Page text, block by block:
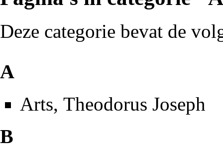
Deze categorie bevat de
A
Arts, Theodorus Joseph
B